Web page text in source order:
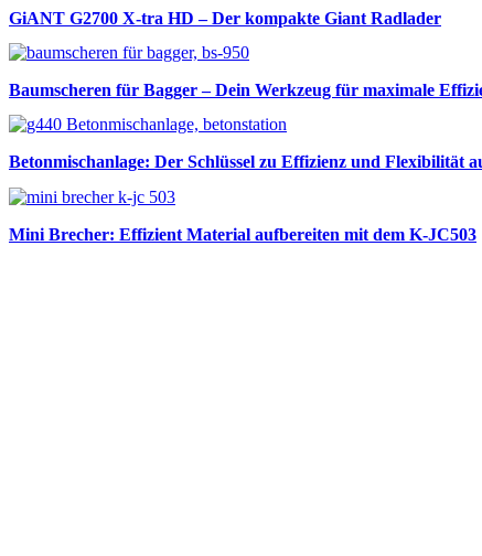
GiANT G2700 X-tra HD – Der kompakte Giant Radlader
Baumscheren für Bagger – Dein Werkzeug für maximale
Betonmischanlage: Der Schlüssel zu Effizienz und Flexibilität
Mini Brecher: Effizient Material aufbereiten mit dem K-JC503